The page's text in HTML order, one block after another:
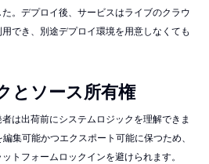
。デプロイ後、サービスはライブのクラウ
でき、別途デプロイ環境を用意しなくても
とソース所有権
は出荷前にシステムロジックを理解できま
集可能かつエクスポート可能に保つため、
トフォームロックインを避けられます。